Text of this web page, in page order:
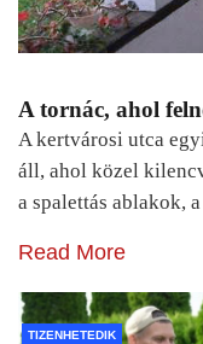
A tornác, ahol
A kertvárosi utca
áll, ahol közel
a spalettás ablakok,
Read More
TIZENHETEDIK